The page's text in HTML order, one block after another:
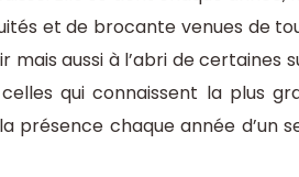
et de brocante venues de
aussi à l’abri de certaines
qui connaissent la plus
présence chaque année d’un